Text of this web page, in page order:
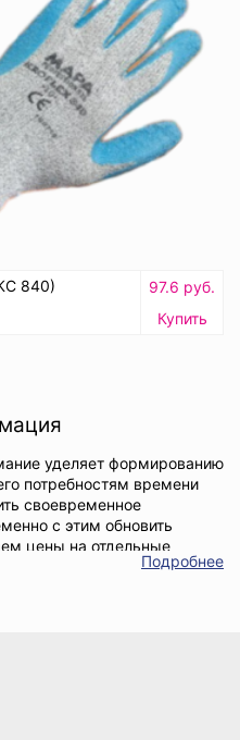
840)
97.6 руб.
Купить
уделяет формированию
потребностям времени
своевременное
с этим обновить
цены на отдельные
перчаток и
как по принципу
со склада. Поэтому
и планировать закупки с
Подробнее